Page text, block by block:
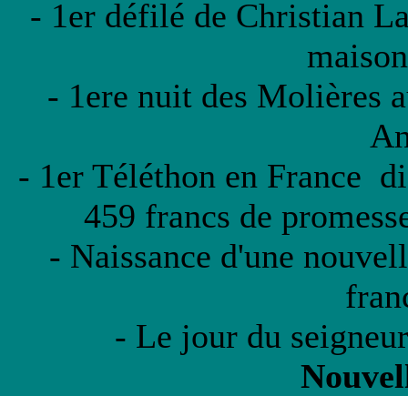
- 1er défilé de Christian
- 1ere nuit des Molières
- 1er Téléthon en France
459 francs de
- Naissance d'une
- Le jour du